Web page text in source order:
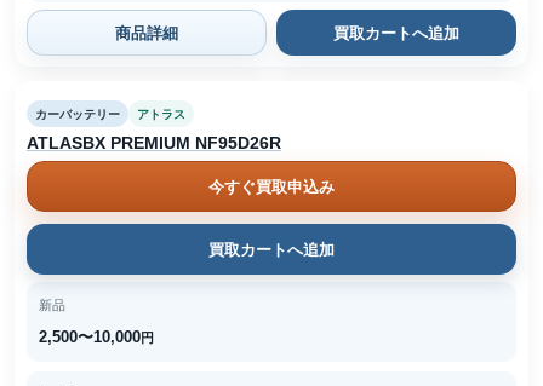
商品詳細 買取カートへ追加
カーバッテリー アトラス
ATLASBX PREMIUM NF95D26R
今すぐ買取申込み
買取カートへ追加
新品
2,500〜10,000円